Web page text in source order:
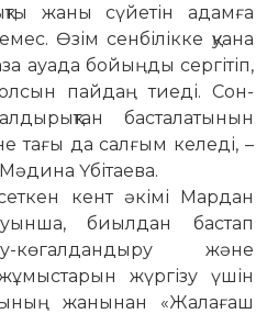
жаны сүйе­тін адамға
Өзім сенбілікке қуана
ауада бойыңды сергітіп,
пайдаң тиеді. Сон­
бас­талатынын
тағы да салғым келеді, –
Үбітаева.
кент әкімі Мардан
биыл­­дан бастап
көгал­дан­дыру және
жұ­мыстарын жүргізу үшін
жанынан «Жалағаш